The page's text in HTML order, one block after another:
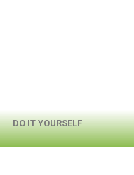
DO IT YOURSELF